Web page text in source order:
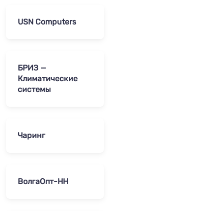
USN Computers
БРИЗ —
Климатические
системы
Чаринг
ВолгаОпт-НН